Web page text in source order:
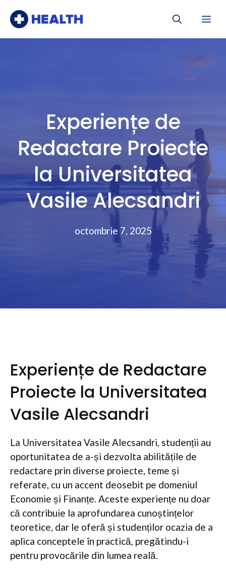
Experiențe de
Redactare Proiecte
la Universitatea
Vasile Alecsandri
octombrie 7, 2025
Experiențe de Redactare
Proiecte la Universitatea
Vasile Alecsandri
La Universitatea Vasile Alecsandri, studenții au
oportunitatea de a-și dezvolta abilitățile de
redactare prin diverse proiecte, teme și
referate, cu un accent deosebit pe domeniul
Economie și Finanțe. Aceste experiențe nu doar
că contribuie la aprofundarea cunoștințelor
teoretice, dar le oferă și studenților ocazia de a
aplica conceptele în practică, pregătindu-i
pentru provocările din lumea reală.